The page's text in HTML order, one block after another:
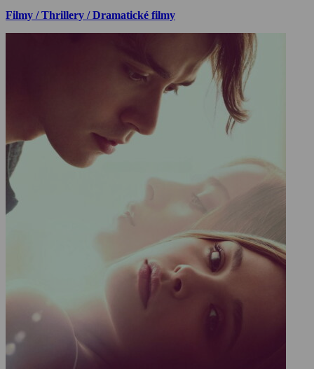
Filmy / Thrillery / Dramatické filmy